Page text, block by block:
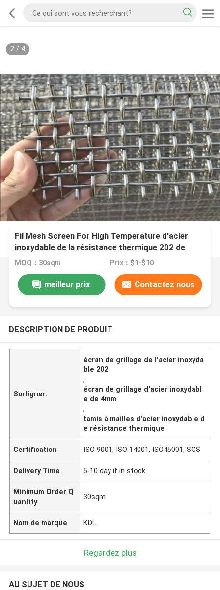
2/ 4
Fil Mesh Screen For High Temperature d'acier
inoxydable de la résistance thermique 202 de
4mm
MOQ：30sqm Prix：$1-$10
meilleur prix Contactez nous
DESCRIPTION DE PRODUIT
Surligner:
écran de grillage de l'acier inoxyda
ble 202
,
écran de grillage d'acier inoxydabl
e de 4mm
,
tamis à mailles d'acier inoxydable d
e résistance thermique
Certification ISO 9001, ISO 14001, ISO45001, SGS
Delivery Time 5-10 day if in stock
Minimum Order Q
uantity
30sqm
Nom de marque KDL
Regardez plus
AU SUJET DE NOUS